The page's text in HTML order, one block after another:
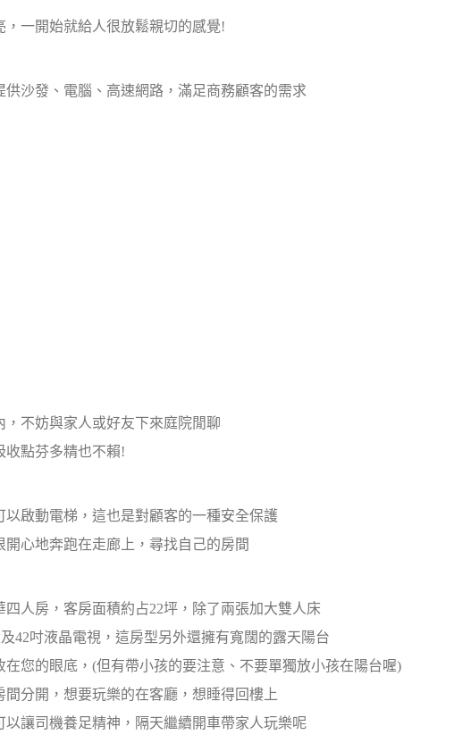
一開始就給人很放鬆親切的感覺!
沙發、電腦、高速網路，滿足商務顧客的需求
，不妨與家人或好友下來庭院閒聊
收點芬多精也不賴!
以啟動電梯，這也是對顧客的一種安全保護
心地奔跑在走廊上，尋找自己的房間
人房，客房面積約占22坪，除了兩張加大雙人床
42吋液晶電視，這房型另外還擁有寬闊的露天陽台
您的眼底，(但有帶小孩的要注意、不要單獨放小孩在陽台喔)
分開，想要玩樂的在客廳，想睡得回樓上
讓司機養足精神，隔天繼續開車帶家人玩樂呢